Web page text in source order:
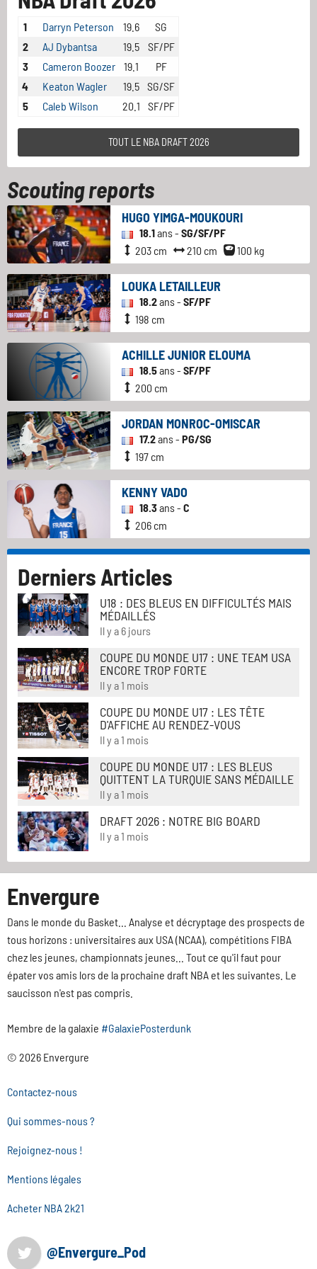
1 Darryn Peterson 19.6
SG
2
AJ Dybantsa 19.5
SF/PF
3
Cameron Boozer 19.1
PF
4
Keaton Wagler 19.5 SG/SF
5
Caleb Wilson 20.1 SF/PF
TOUT LE NBA DRAFT 2026
Scouting reports
HUGO YIMGA-MOUKOURI
18.1ans - SG/SF/PF
203 cm
210 cm 100 kg
LOUKA LETAILLEUR
18.2ans - SF/PF
198 cm
ACHILLE JUNIOR ELOUMA
18.5ans - SF/PF
200 cm
JORDAN MONROC-OMISCAR
17.2ans - PG/SG
197 cm
KENNY VADO
18.3ans - C
206 cm
Derniers Articles
U18 : DES BLEUS EN DIFFICULTÉS MAIS
MÉDAILLÉS
Il y a 6 jours
COUPE DU MONDE U17 : UNE TEAM USA
ENCORE TROP FORTE
Il y a 1 mois
COUPE DU MONDE U17 : LES TÊTE
D'AFFICHE AU RENDEZ-VOUS
Il y a 1 mois
COUPE DU MONDE U17 : LES BLEUS
QUITTENT LA TURQUIE SANS MÉDAILLE
Il y a 1 mois
DRAFT 2026 : NOTRE BIG BOARD
Il y a 1 mois
Envergure
Dans le monde du Basket... Analyse et décryptage des prospects de
tous horizons : universitaires aux USA (NCAA), compétitions FIBA
chez les jeunes, championnats jeunes... Tout ce qu'il faut pour
épater vos amis lors de la prochaine draft NBA et les suivantes. Le
saucisson n'est pas compris.
Membre de la galaxie #GalaxiePosterdunk
© 2026 Envergure
Contactez-nous
Qui sommes-nous ?
Rejoignez-nous !
Mentions légales
Acheter NBA 2k21
@Envergure_Pod